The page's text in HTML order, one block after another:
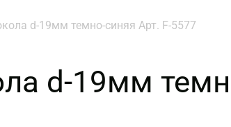
d-19мм темно-синяя Арт. F-5577
d-19мм